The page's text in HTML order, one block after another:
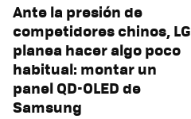
Ante la presión de
competidores chinos, LG
planea hacer algo poco
habitual: montar un
panel QD-OLED de
Samsung